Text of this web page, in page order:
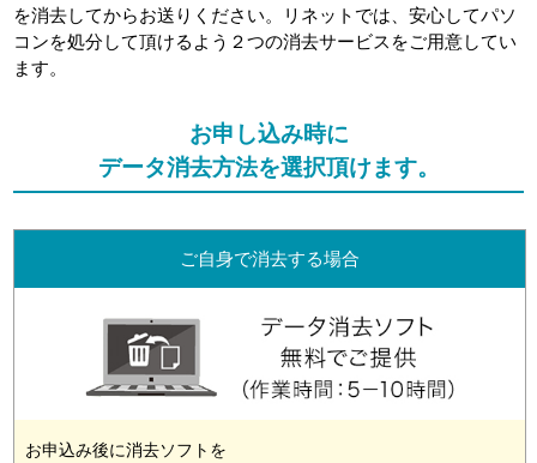
を消去してからお送りください。リネットでは、安心してパソ
コンを処分して頂けるよう２つの消去サービスをご用意してい
ます。
お申し込み時に
データ消去方法を選択頂けます。
ご自身で消去する場合
お申込み後に消去ソフトを